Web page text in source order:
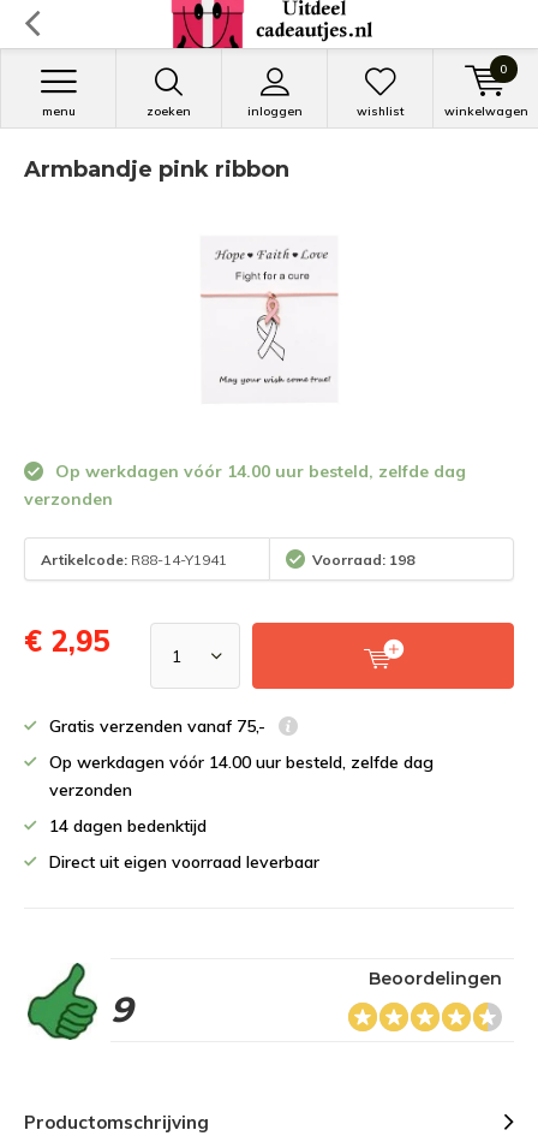
zoeken inloggen
menu wishlist winkelwagen
0
Armbandje pink ribbon
Op werkdagen vóór 14.00 uur besteld, zelfde dag
verzonden
Artikelcode: R88-14-Y1941 Voorraad: 198
€ 2,95
Gratis verzenden vanaf 75,-
Op werkdagen vóór 14.00 uur besteld, zelfde dag
verzonden
14 dagen bedenktijd
Direct uit eigen voorraad leverbaar
9
Beoordelingen
Productomschrijving